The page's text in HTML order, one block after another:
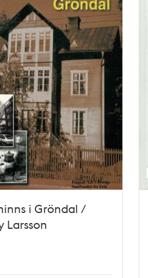
i Gröndal /
Larsson